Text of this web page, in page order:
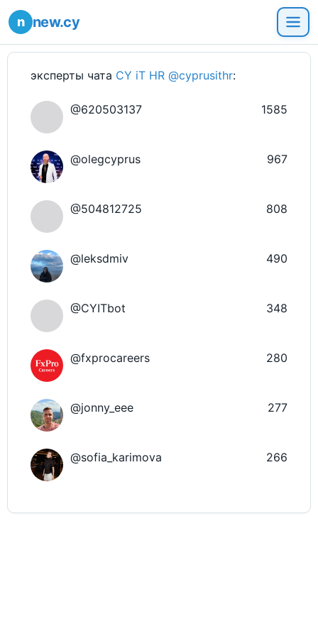
new.cy
эксперты чата CY iT HR @cyprusithr:
@620503137 1585
@olegcyprus 967
@504812725 808
@leksdmiv 490
@CYITbot 348
@fxprocareers 280
@jonny_eee 277
@sofia_karimova 266